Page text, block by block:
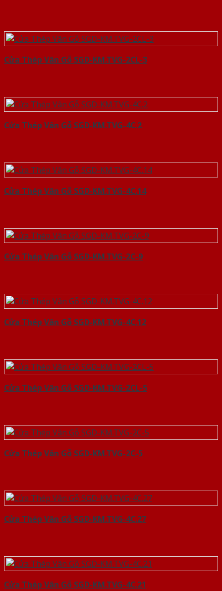
Cửa Thép Vân Gỗ SGD-KM.TVG-2CL-3
Cửa Thép Vân Gỗ SGD-KM.TVG-4C.2
Cửa Thép Vân Gỗ SGD-KM.TVG-4C.14
Cửa Thép Vân Gỗ SGD-KM.TVG-2C-9
Cửa Thép Vân Gỗ SGD-KM.TVG-4C.12
Cửa Thép Vân Gỗ SGD-KM.TVG-2CL-5
Cửa Thép Vân Gỗ SGD-KM.TVG-2C-5
Cửa Thép Vân Gỗ SGD-KM.TVG-4C.27
Cửa Thép Vân Gỗ SGD-KM.TVG-4C.21